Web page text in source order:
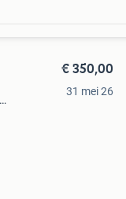
€ 350,00
31 mei 26